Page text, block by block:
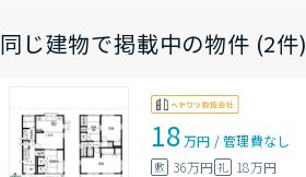
同じ建物で掲載中の物件 (2件)
18万円 /管理費なし
敷 36万円 礼 18万円